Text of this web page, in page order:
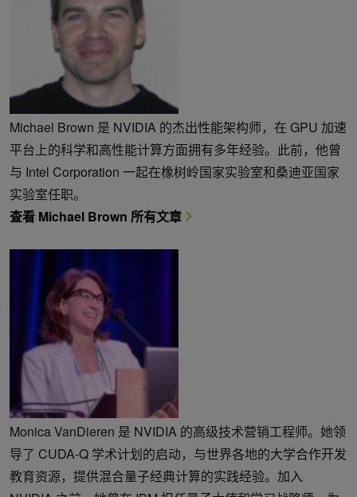
Michael Brown 是 NVIDIA 的杰出性能架构师，在 GPU 加速
平台上的科学和高性能计算方面拥有多年经验。此前，他曾
与 Intel Corporation 一起在橡树岭国家实验室和桑迪亚国家
实验室任职。
查看 Michael Brown 所有文章
Monica VanDieren 是 NVIDIA 的高级技术营销工程师。她领
导了 CUDA-Q 学术计划的启动，与世界各地的大学合作开发
教育资源，提供混合量子经典计算的实践经验。加入